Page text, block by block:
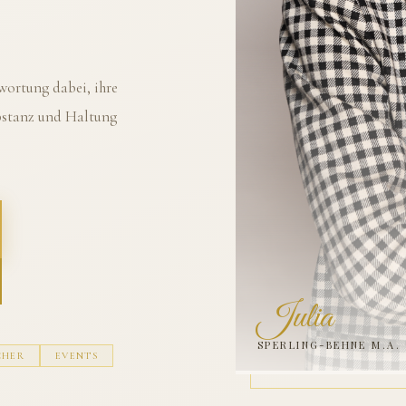
dabei, ihre
und Haltung
EVENTS
Julia
SPERLING-BEHNE M.A.